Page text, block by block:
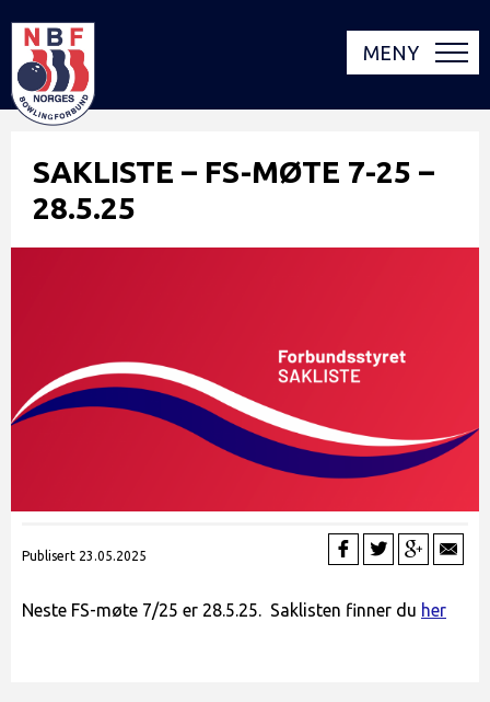
MENY
SAKLISTE – FS-MØTE 7-25 –
28.5.25
Publisert 23.05.2025
Neste FS-møte 7/25 er 28.5.25. Saklisten finner du her